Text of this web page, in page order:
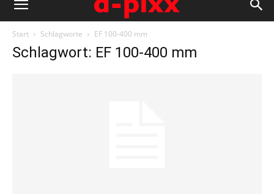
Start Schlagworte EF 100-400 mm
Schlagwort: EF 100-400 mm